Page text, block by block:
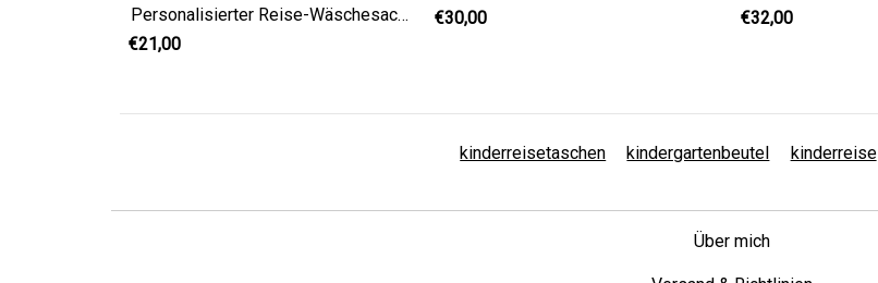
Personalisierter Reise-Wäschesack aus beiger Baumwolle mit gesticktem Namen
€21,00
€30,00
€32,00
kinderreisetaschen kindergartenbeutel kinderreise
Über mich